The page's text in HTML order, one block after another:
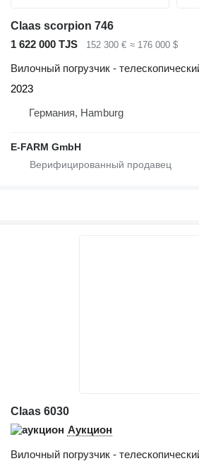
Claas scorpion 746
1 622 000 TJS
152 300 € ≈ 176 000 $
Вилочный погрузчик -
2023
Германия, Hamburg
E-FARM GmbH
Claas 6030
Аукцион
Вилочный погрузчик -